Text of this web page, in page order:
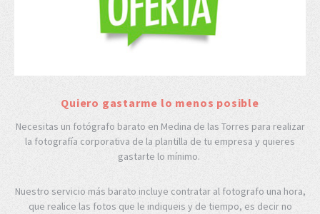
Quiero gastarme lo menos posible
Necesitas un fotógrafo barato en Medina de las Torres para realizar
la fotografía corporativa de la plantilla de tu empresa y quieres
gastarte lo mínimo.
Nuestro servicio más barato incluye contratar al fotografo una hora,
que realice las fotos que le indiqueis y de tiempo, es decir no